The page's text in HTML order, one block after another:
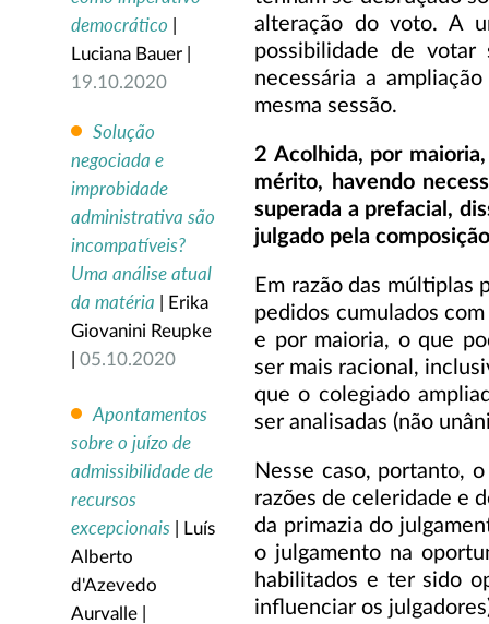
democrático
Luciana Bauer |
19.10.2020
Solução
negociada e
improbidade
administrativa são
incompatíveis?
Uma análise atual
da matéria | Erika
Giovanini Reupke
05.10.2020
Apontamentos
sobre o juízo de
admissibilidade de
recursos
excepcionais | Luís
Alberto
d'Azevedo
Aurvalle |
alteração do voto. A
possibilidade de
necessária a
mesma sessão.
2 Acolhida, por
mérito, havendo
superada a prefacial,
julgado pela
Em razão das
pedidos cumulados
e por maioria, o que
ser mais racional,
que o colegiado
ser analisadas (não
Nesse caso, portanto,
razões de celeridade e
da primazia do
o julgamento na
habilitados e ter sido
influenciar os